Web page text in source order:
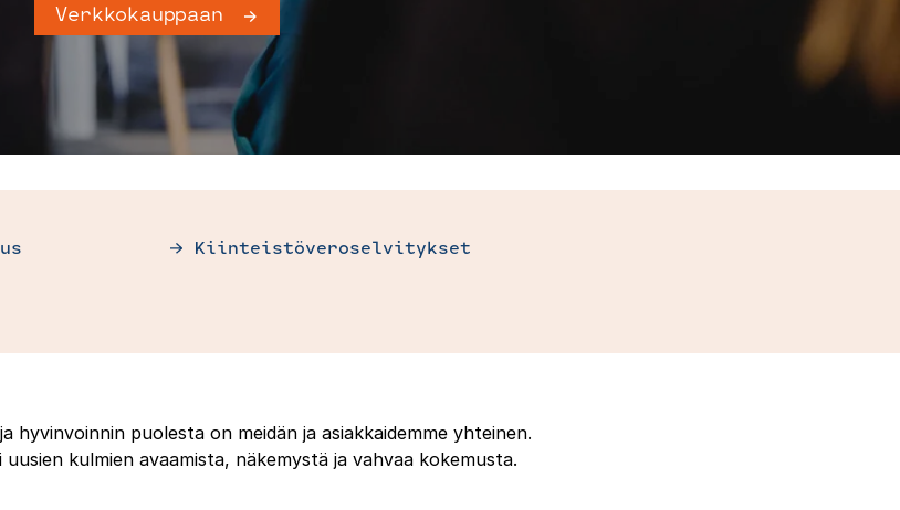
Verkkokauppaan
Kiinteistöveroselvitykset
hyvinvoinnin puolesta on meidän ja asiakkaidemme yhteinen.
kulmien avaamista, näkemystä ja vahvaa kokemusta.